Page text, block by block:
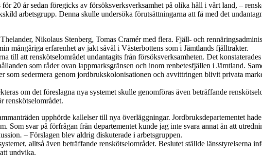
20 år sedan föregicks av försöksverksverksamhet på olika håll i vårt land, –
arbetsgrupp. Denna skulle undersöka förutsättningarna att få med det
Nikolaus Stenberg, Tomas Cramér med flera. Fjäll- och
mångåriga erfarenhet av jakt såväl i Västerbottens som i Jämtlands fjälltrakter.
att renskötselområdet undantagits från försöksverksamheten. Det
som råder ovan lappmarksgränsen och inom renbetesfjällen i Jämtland.
som sedermera genom jordbrukskolonisationen och avvittringen blivit privata
om det föreslagna nya systemet skulle genomföras även beträffande
renskötselområdet.
upphörde kallelser till nya överläggningar. Jordbruksdepartementet
Som svar på förfrågan från departementet kunde jag inte svara annat än att
– Förslagen blev aldrig diskuterade i arbetsgruppen.
alltså även beträffande renskötselområdet. Beslutet ställde länsstyrelserna
undvika.